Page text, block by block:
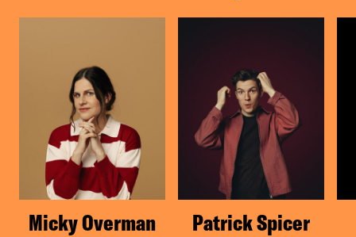
Micky Overman Patrick Spicer